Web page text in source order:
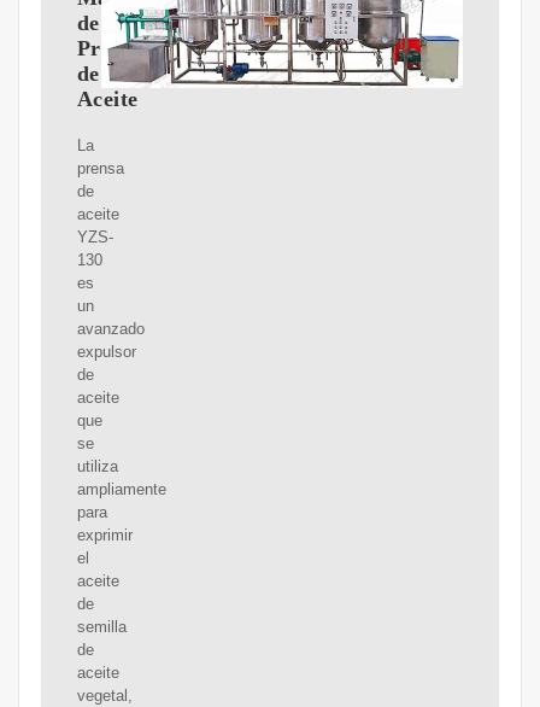
de
Prensa
de
Aceite
La
prensa
de
aceite
YZS-
130
es
un
avanzado
expulsor
de
aceite
que
se
utiliza
ampliamente
para
exprimir
el
aceite
de
semilla
de
aceite
vegetal,